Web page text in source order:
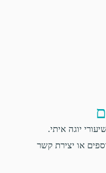
יוגה איתי.
או יצירת קשר